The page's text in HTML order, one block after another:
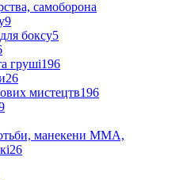
самоборона
9
боксу5
груші196
26
мистецтв196
манекени ММА,
26